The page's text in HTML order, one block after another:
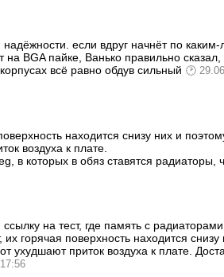
если вдруг начнёт по
BGA пайке, Ванько правильно
всё равно обдув сильный
находится снизу них и
воздуха к плате.
в которых в обяз ставятся радиаторы,
на тест, где память с
горячая поверхность находится
приток воздуха к плате.